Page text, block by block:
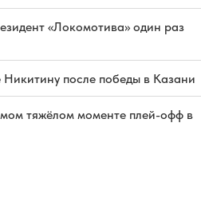
«Локомотива» один раз
после победы в Казани
тяжёлом моменте плей-офф в